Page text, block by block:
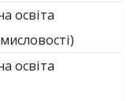
освіта
освіта